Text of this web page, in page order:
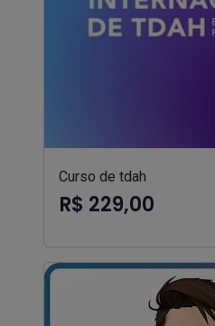
Curso de tdah
R$ 229,00